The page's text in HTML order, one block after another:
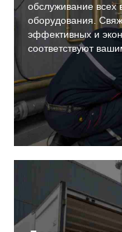
обслуживание всех
оборудования.
эффективных и
соответствуют